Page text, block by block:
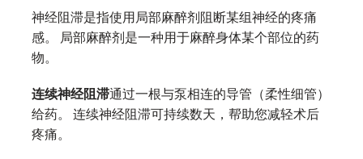
神经阻滞是指使用局部麻醉剂阻断某组神经的疼痛
感。 局部麻醉剂是一种用于麻醉身体某个部位的药
物。
连续神经阻滞通过一根与泵相连的导管（柔性细管）
给药。 连续神经阻滞可持续数天，帮助您减轻术后
疼痛。